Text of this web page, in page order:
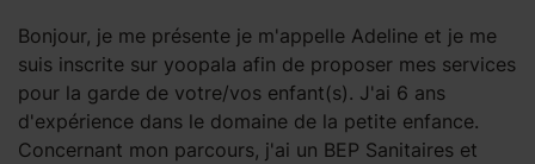
Bonjour, je me présente je m'appelle Adeline et je me
suis inscrite sur yoopala afin de proposer mes services
pour la garde de votre/vos enfant(s). J'ai 6 ans
d'expérience dans le domaine de la petite enfance.
Concernant mon parcours, j'ai un BEP Sanitaires et